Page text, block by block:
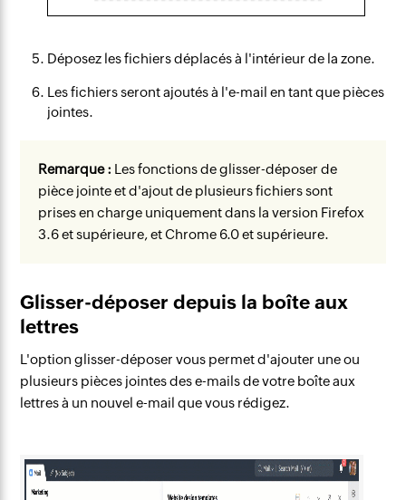
Déposez les fichiers déplacés à l'intérieur de la zone.
Les fichiers seront ajoutés à l'e-mail en tant que pièces
jointes.
Remarque : Les fonctions de glisser-déposer de
pièce jointe et d'ajout de plusieurs fichiers sont
prises en charge uniquement dans la version Firefox
3.6 et supérieure, et Chrome 6.0 et supérieure.
Glisser-déposer depuis la boîte aux
lettres
L'option glisser-déposer vous permet d'ajouter une ou
plusieurs pièces jointes des e-mails de votre boîte aux
lettres à un nouvel e-mail que vous rédigez.